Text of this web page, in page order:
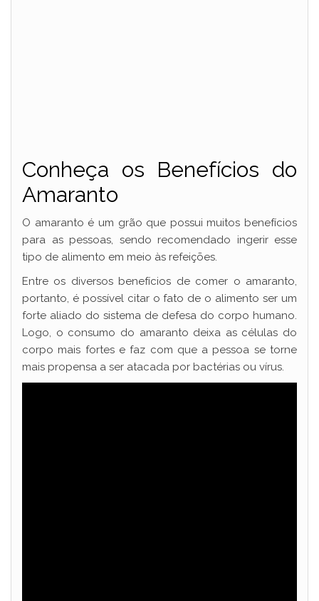
Conheça os Benefícios do
Amaranto
O amaranto é um grão que possui muitos benefícios
para as pessoas, sendo recomendado ingerir esse
tipo de alimento em meio às refeições.
Entre os diversos benefícios de comer o amaranto,
portanto, é possível citar o fato de o alimento ser um
forte aliado do sistema de defesa do corpo humano.
Logo, o consumo do amaranto deixa as células do
corpo mais fortes e faz com que a pessoa se torne
mais propensa a ser atacada por bactérias ou vírus.